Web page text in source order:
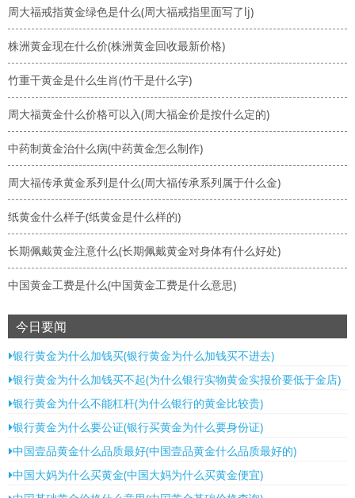
周大福戒指黄金绿色是什么(周大福戒指里面写了lj)
株洲黄金现在什么价(株洲黄金回收最新价格)
竹重干黄金是什么生肖(竹干是什么字)
周大福黄金什么价格可以入(周大福金价是按什么定的)
中药制黄金治什么病(中药黄金怎么制作)
周大福传承黄金系列是什么(周大福传承系列属于什么金)
纸黄金什么样子(纸黄金是什么样的)
长期佩戴黄金注意什么(长期佩戴黄金对身体有什么好处)
中国黄金工费是什么(中国黄金工费是什么意思)
今日要闻
银行黄金为什么加钱买(银行黄金为什么加钱买不进去)
银行黄金为什么加钱买不起(为什么银行实物黄金实报价要低于金店)
银行黄金为什么不能杠杆(为什么银行的黄金比较贵)
银行黄金为什么要公证(银行买黄金为什么要身份证)
中国壹品黄金什么品质最好(中国壹品黄金什么品质最好的)
中国大妈为什么买黄金(中国大妈为什么买黄金便宜)